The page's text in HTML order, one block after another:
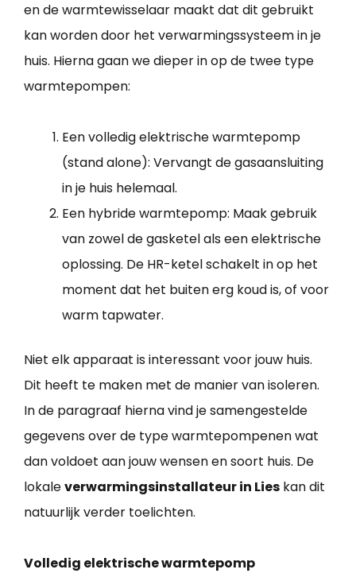
en de warmtewisselaar maakt dat dit gebruikt
kan worden door het verwarmingssysteem in je
huis. Hierna gaan we dieper in op de twee type
warmtepompen:
Een volledig elektrische warmtepomp
(stand alone): Vervangt de gasaansluiting
in je huis helemaal.
Een hybride warmtepomp: Maak gebruik
van zowel de gasketel als een elektrische
oplossing. De HR-ketel schakelt in op het
moment dat het buiten erg koud is, of voor
warm tapwater.
Niet elk apparaat is interessant voor jouw huis.
Dit heeft te maken met de manier van isoleren.
In de paragraaf hierna vind je samengestelde
gegevens over de type warmtepompenen wat
dan voldoet aan jouw wensen en soort huis. De
lokaleverwarmingsinstallateur in Lies kan dit
natuurlijk verder toelichten.
Volledig elektrische warmtepomp